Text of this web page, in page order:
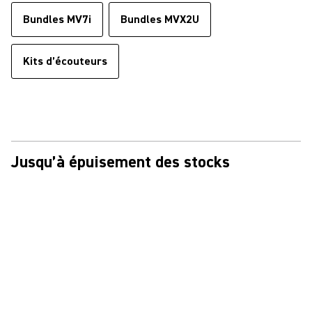
Bundles MV7i Bundles MVX2U
Kits d’écouteurs
Jusqu’à épuisement des stocks